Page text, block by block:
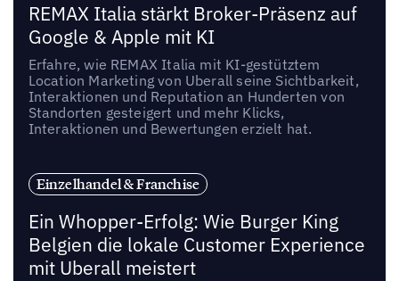
REMAX Italia stärkt Broker-Präsenz auf
Google & Apple mit KI
Erfahre, wie REMAX Italia mit KI-gestütztem
Location Marketing von Uberall seine Sichtbarkeit,
Interaktionen und Reputation an Hunderten von
Standorten gesteigert und mehr Klicks,
Interaktionen und Bewertungen erzielt hat.
Einzelhandel & Franchise
Ein Whopper-Erfolg: Wie Burger King
Belgien die lokale Customer Experience
mit Uberall meistert